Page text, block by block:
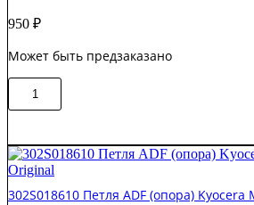
950 ₽
Может быть предзаказано
Количество
товара
302S018620
Петля
ADF
в
302S018610 Петля ADF (опора)